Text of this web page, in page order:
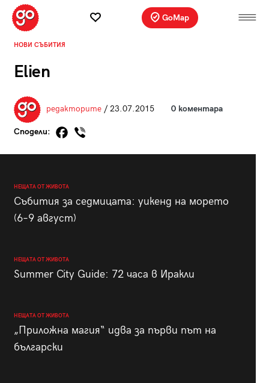
GoMap
НОВИ СЪБИТИЯ
Elien
редакторите/ 23.07.2015 0 коментара
Сподели:
НЕЩАТА ОТ ЖИВОТА
Събития за седмицата: уикенд на морето
(6–9 август)
НЕЩАТА ОТ ЖИВОТА
Summer City Guide: 72 часа в Иракли
НЕЩАТА ОТ ЖИВОТА
„Приложна магия“ идва за първи път на
български